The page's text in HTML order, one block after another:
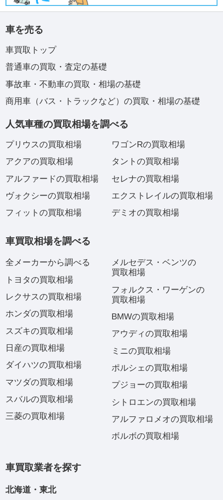
車を売る
車買取トップ
普通車の買取・査定の基礎
事故車・不動車の買取・相場の基礎
商用車（バス・トラックなど）の買取・相場の基礎
人気車種の買取相場を調べる
プリウスの買取相場
アクアの買取相場
アルファードの買取相場
ヴォクシーの買取相場
フィットの買取相場
ワゴンRの買取相場
タントの買取相場
セレナの買取相場
エクストレイルの買取相場
デミオの買取相場
車買取相場を調べる
全メーカーから調べる
トヨタの買取相場
レクサスの買取相場
ホンダの買取相場
スズキの買取相場
日産の買取相場
ダイハツの買取相場
マツダの買取相場
スバルの買取相場
三菱の買取相場
メルセデス・ベンツの
買取相場
フォルクス・ワーゲンの
買取相場
BMWの買取相場
アウディの買取相場
ミニの買取相場
ポルシェの買取相場
プジョーの買取相場
シトロエンの買取相場
アルファロメオの買取相場
ボルボの買取相場
車買取業者を探す
北海道・東北